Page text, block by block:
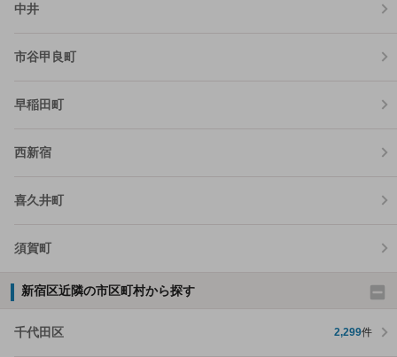
中井
市谷甲良町
早稲田町
西新宿
喜久井町
須賀町
新宿区近隣の市区町村から探す
千代田区 2,299件